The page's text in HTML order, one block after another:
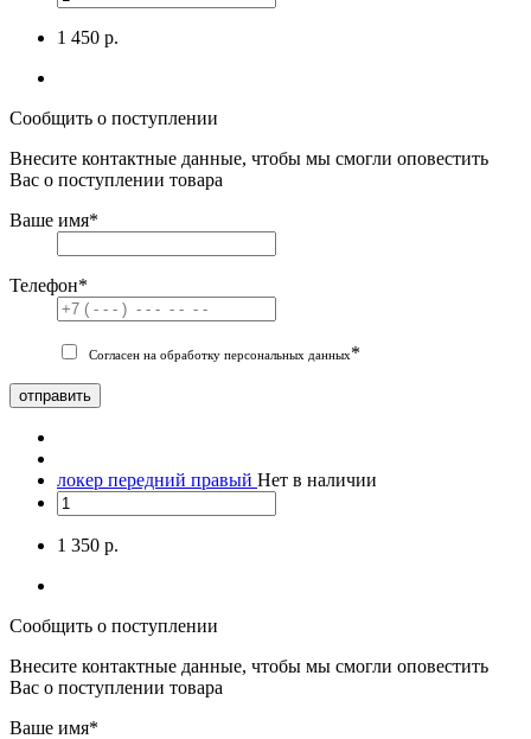
1 450 р.
Сообщить о поступлении
Внесите контактные данные, чтобы мы смогли оповестить
Вас о поступлении товара
Ваше имя*
Телефон*
Согласен на обработку персональных данных*
отправить
локер передний правый Нет в наличии
1 350 р.
Сообщить о поступлении
Внесите контактные данные, чтобы мы смогли оповестить
Вас о поступлении товара
Ваше имя*